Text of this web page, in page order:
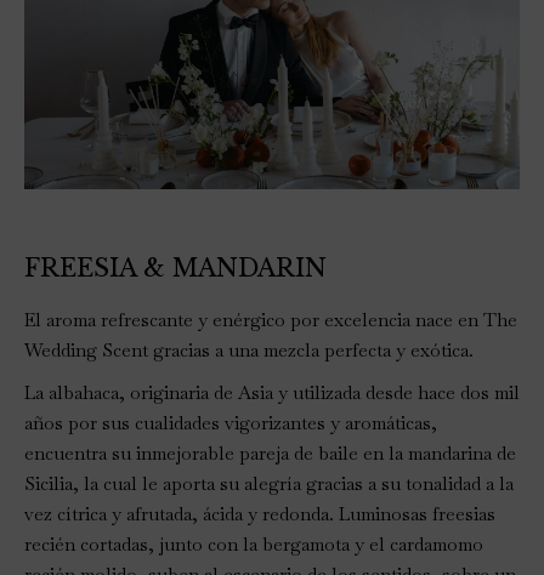
FREESIA & MANDARIN
El aroma refrescante y enérgico por excelencia nace en The
Wedding Scent gracias a una mezcla perfecta y exótica.
La albahaca, originaria de Asia y utilizada desde hace dos mil
años por sus cualidades vigorizantes y aromáticas,
encuentra su inmejorable pareja de baile en la mandarina de
Sicilia, la cual le aporta su alegría gracias a su tonalidad a la
vez cítrica y afrutada, ácida y redonda. Luminosas freesias
recién cortadas, junto con la bergamota y el cardamomo